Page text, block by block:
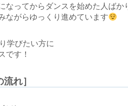
なってからダンスを始めた人ばか
ながらゆっくり進めています
学びたい方に
です！
流れ］